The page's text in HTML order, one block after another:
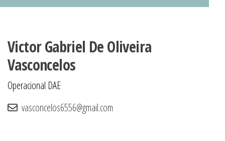
Victor Gabriel De Oliveira
Vasconcelos
Operacional DAE
vasconcelos6556@gmail.com